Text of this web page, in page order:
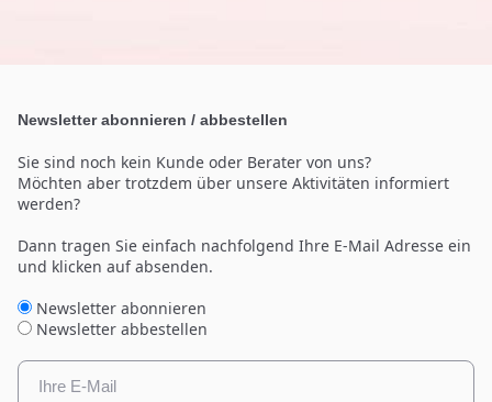
Newsletter abonnieren / abbestellen
Sie sind noch kein Kunde oder Berater von uns?
Möchten aber trotzdem über unsere Aktivitäten informiert
werden?
Dann tragen Sie einfach nachfolgend Ihre E-Mail Adresse ein
und klicken auf absenden.
Newsletter abonnieren
Newsletter abbestellen